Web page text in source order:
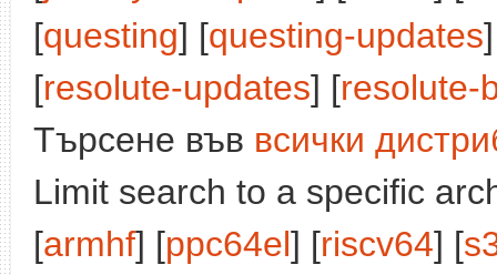
[questing] [questing-updates
[resolute-updates] [resolute-
Търсене във всички
Limit search to a specific
[armhf] [ppc64el] [riscv64] [